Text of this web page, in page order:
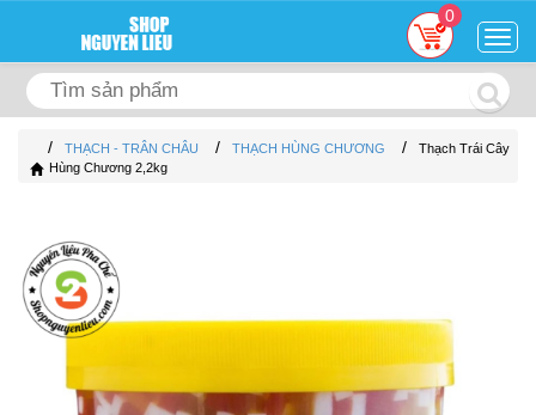
0
/ THẠCH - TRÂN CHÂU / THẠCH HÙNG CHƯƠNG /
Thạch Trái Cây
Hùng Chương 2,2kg